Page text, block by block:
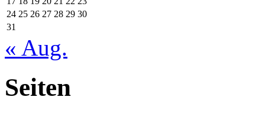
24 25 26 27 28 29 30
31
« Aug.
Seiten